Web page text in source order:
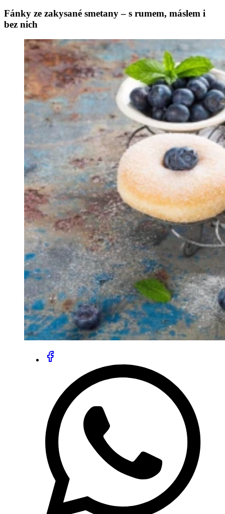
Fánky ze zakysané smetany – s rumem, máslem i
bez nich